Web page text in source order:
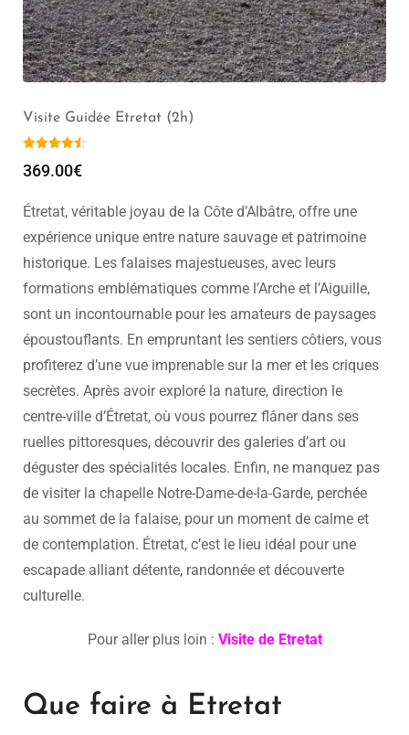
Guide Privé Etretat *** (2h)
309.00€
Étretat, véritable joyau de la Côte d’Albâtre, offre une
expérience unique entre nature sauvage et patrimoine
historique. Les falaises majestueuses, avec leurs
formations emblématiques comme l’Arche et l’Aiguille,
sont un incontournable pour les amateurs de paysages
époustouflants. En empruntant les sentiers côtiers, vous
profiterez d’une vue imprenable sur la mer et les criques
secrètes. Après avoir exploré la nature, direction le
centre-ville d’Étretat, où vous pourrez flâner dans ses
ruelles pittoresques, découvrir des galeries d’art ou
déguster des spécialités locales. Enfin, ne manquez pas
de visiter la chapelle Notre-Dame-de-la-Garde, perchée
au sommet de la falaise, pour un moment de calme et
de contemplation. Étretat, c’est le lieu idéal pour une
escapade alliant détente, randonnée et découverte
culturelle.
Pour aller plus loin : Visite de Etretat
Que faire à Etretat